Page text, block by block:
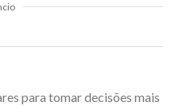
para tomar decisões mais